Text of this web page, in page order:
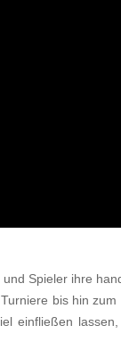
Spieler ihre
bis hin
einfließen